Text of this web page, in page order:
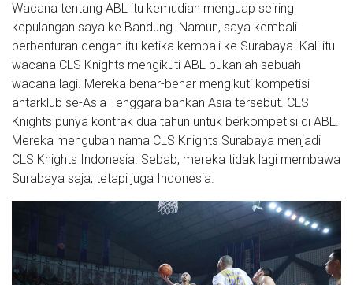
Wacana tentang ABL itu kemudian menguap seiring
kepulangan saya ke Bandung. Namun, saya kembali
berbenturan dengan itu ketika kembali ke Surabaya. Kali itu
wacana CLS Knights mengikuti ABL bukanlah sebuah
wacana lagi. Mereka benar-benar mengikuti kompetisi
antarklub se-Asia Tenggara bahkan Asia tersebut. CLS
Knights punya kontrak dua tahun untuk berkompetisi di ABL.
Mereka mengubah nama CLS Knights Surabaya menjadi
CLS Knights Indonesia. Sebab, mereka tidak lagi membawa
Surabaya saja, tetapi juga Indonesia.